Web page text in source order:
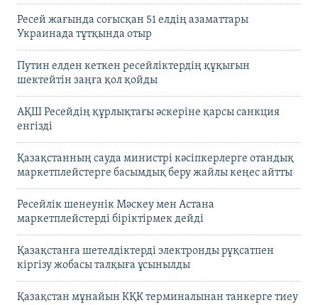
Ресей жағында соғысқан 51 елдің азаматтары
Украинада тұтқында отыр
Путин елден кеткен ресейліктердің құқығын
шектейтін заңға қол қойды
АҚШ Ресейдің құрлықтағы әскеріне қарсы санкция
енгізді
Қазақстанның сауда министрі кәсіпкерлерге отандық
маркетплейстерге басымдық беру жайлы кеңес айтты
Ресейлік шенеунік Мәскеу мен Астана
маркетплейстерді біріктірмек дейді
Қазақстанға шетелдіктерді электронды рұқсатпен
кіргізу жобасы талқыға ұсынылды
Қазақстан мұнайын КҚК терминалынан танкерге тиеу